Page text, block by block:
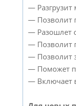
— Разгрузит
— Позволит
— Разошлет
— Позволит
— Позволит
— Поможет
— Включает